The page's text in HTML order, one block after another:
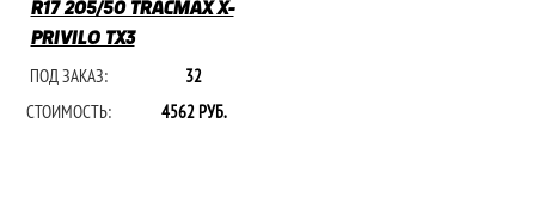
R17 205/50 TRACMAX X-
PRIVILO TX3
ПОД ЗАКАЗ:
32
СТОИМОСТЬ:
4562 РУБ.